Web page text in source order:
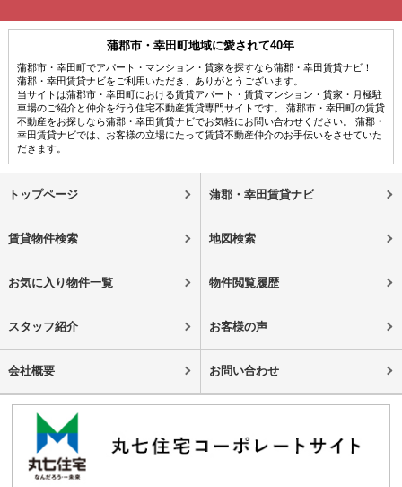
蒲郡市・幸田町地域に愛されて40年
蒲郡市・幸田町でアパート・マンション・貸家を探すなら蒲郡・幸田賃貸ナビ！
蒲郡・幸田賃貸ナビをご利用いただき、ありがとうございます。
当サイトは蒲郡市・幸田町における賃貸アパート・賃貸マンション・貸家・月極駐
車場のご紹介と仲介を行う住宅不動産賃貸専門サイトです。 蒲郡市・幸田町の賃貸
不動産をお探しなら蒲郡・幸田賃貸ナビでお気軽にお問い合わせください。 蒲郡・
幸田賃貸ナビでは、お客様の立場にたって賃貸不動産仲介のお手伝いをさせていた
だきます。
トップページ 蒲郡・幸田賃貸ナビ
賃貸物件検索 地図検索
お気に入り物件一覧 物件閲覧履歴
スタッフ紹介 お客様の声
会社概要 お問い合わせ